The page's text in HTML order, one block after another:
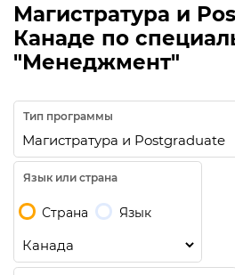
Магистратура и
Канаде по
"Менеджмент"
Тип программы
Язык или страна
Страна Язык